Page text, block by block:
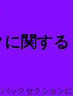
関する
ックセクションに